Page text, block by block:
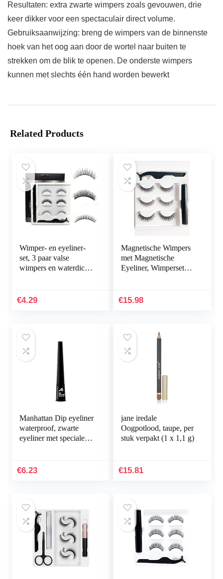
Resultaten: extra zwarte wimpers zoals gevouwen, drie
keer dikker voor een spectaculair direct volume.
Gebruiksaanwijzing: breng de wimpers van de binnenste
hoek van het oog aan door de wortel naar buiten te
strekken om de blik te openen. De onderste wimpers
kunnen met slechts één hand worden bewerkt
Related Products
Wimper- en eyeliner-
set, 3 paar valse
wimpers en waterdichte
natuurlijke valse…
€4.29
Magnetische Wimpers
met Magnetische
Eyeliner, Wimperset
Ultradunne Magneten,
€15.98
Manhattan Dip eyeliner
waterproof, zwarte
eyeliner met speciale
kleur zwart…
€6.23
jane iredale
Oogpotlood, taupe, per
stuk verpakt (1 x 1,1 g)
€15.81